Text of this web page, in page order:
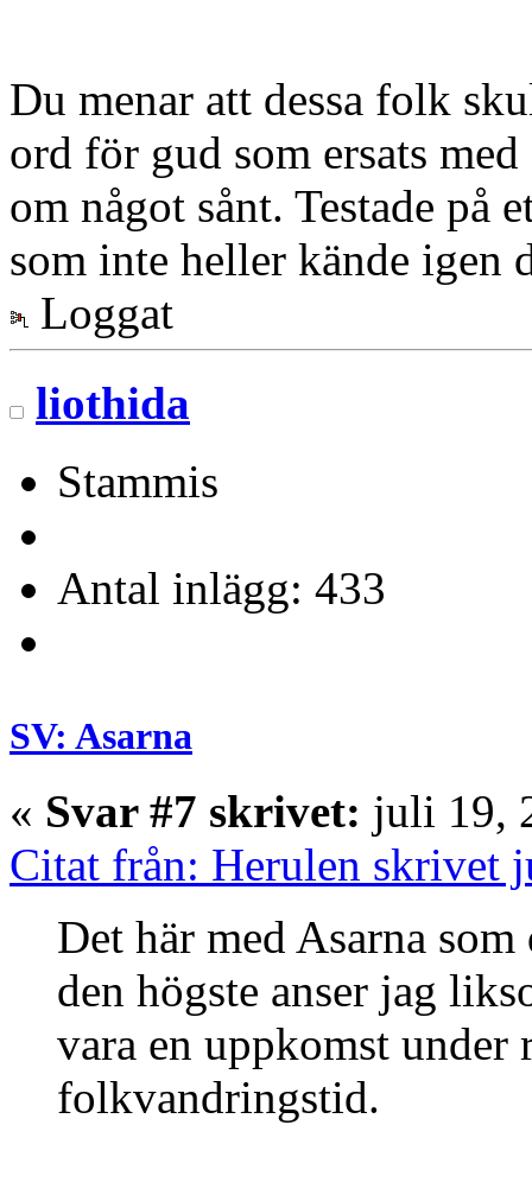
Du menar att dessa folk
ord för gud som ersats
om något sånt. Testade på
som inte heller kände igen
Loggat
liothida
Stammis
Antal inlägg: 433
SV: Asarna
« Svar #7 skrivet: juli 19,
Citat från: Herulen skrivet
Det här med Asarna
den högste anser jag
vara en uppkomst under
folkvandringstid.